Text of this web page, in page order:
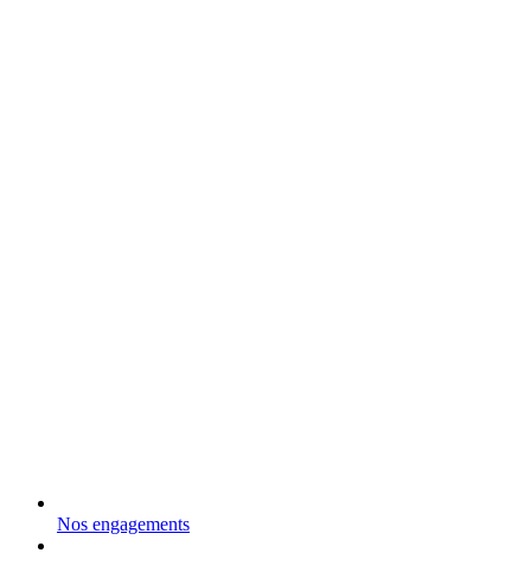
Nos engagements